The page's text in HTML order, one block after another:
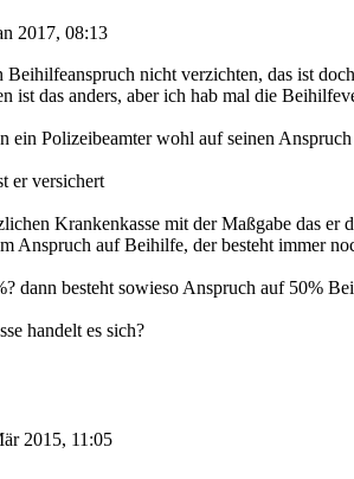
2017, 08:13
Beihilfeanspruch nicht verzichten, das ist
ist das anders, aber ich hab mal die
ein Polizeibeamter wohl auf seinen
er versichert
Krankenkasse mit der Maßgabe das
Anspruch auf Beihilfe, der besteht immer
dann besteht sowieso Anspruch auf 50%
handelt es sich?
2015, 11:05